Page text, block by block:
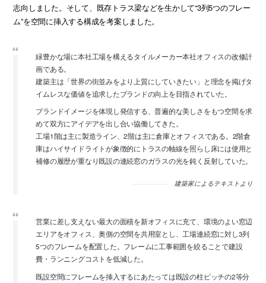
志向しました。そして、既存トラス梁などを生かして“3列5つのフレー
ム”を空間に挿入する構成を考案しました。
緑豊かな場に本社工場を構えるタイルメーカー本社オフィスの改修計
画である。
建築主は「世界の街並みをより上質にしていきたい」と理念を掲げタ
イムレスな価値を追求したブランドの向上を目指されていた。
ブランドイメージを体現し発信する、普遍的な美しさをもつ空間を求
めて双方にアイデアを出し合い協働してきた。
工場1階は主に製造ライン、2階は主に倉庫とオフィスである。2階倉
庫はハイサイドライトが象徴的にトラスの軸線を照らし床には使用と
補修の履歴が重なり既設の連続窓のガラスの光を鈍く反射していた。
建築家によるテキストより
営業に差し支えない最大の面積を新オフィスに充て、環境のよい窓辺
エリアをオフィス、奥側の空間を共用室とし、工場連続窓に対し3列
5つのフレームを配置した。フレームに工事範囲を絞ることで建設
費・ランニングコストを低減した。
既設空間にフレームを挿入するにあたっては既設の柱ピッチの2等分